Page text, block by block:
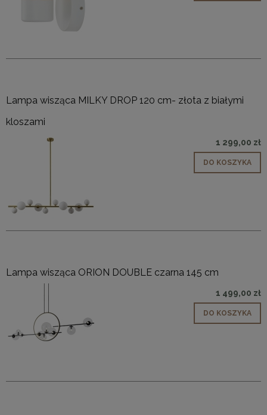
Lampa wisząca MILKY DROP 120 cm- złota z białymi
kloszami
1 299,00 zł
DO KOSZYKA
Lampa wisząca ORION DOUBLE czarna 145 cm
1 499,00 zł
DO KOSZYKA